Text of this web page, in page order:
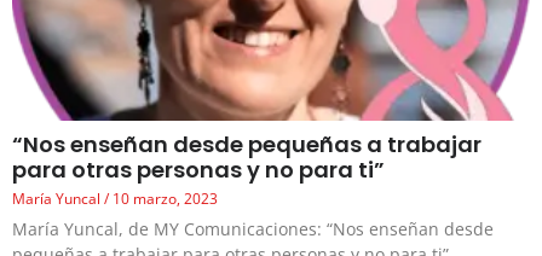
“Nos enseñan desde pequeñas a trabajar
para otras personas y no para ti”
María Yuncal 10 marzo, 2023
María Yuncal, de MY Comunicaciones: “Nos enseñan desde